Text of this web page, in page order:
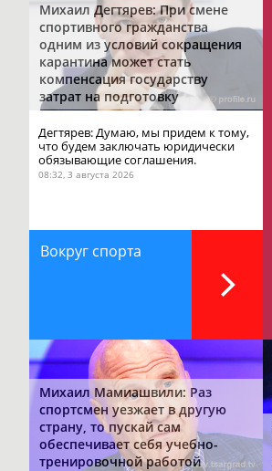
Михаил Дегтярев: При смене
спортивного гражданства
одним из условий сокращения
карантина может стать
компенсация государству
затрат на подготовку
Дегтярев: Думаю, мы придем к тому,
что будем заключать юридически
обязывающие соглашения.
08:32, 3 августа 2026
Вокруг спорта
Михаил Мамиашвили: Раз
спортсмен уезжает в другую
страну, то пускай сам
обеспечивает себя учебно-
тренировочной работой